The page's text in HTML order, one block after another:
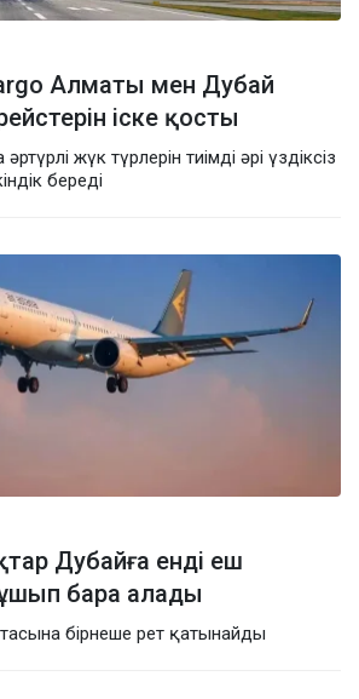
Алматы мен Дубай
іске қосты
жүк түрлерін тиімді әрі үздіксіз
береді
Дубайға енді еш
бара алады
бірнеше рет қатынайды